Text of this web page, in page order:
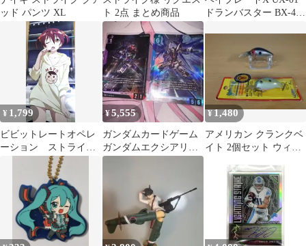
ッド パンツ XL
ト 2点 まとめ商品
ドランバスター BX-49
¥ 1,799
ビビットレートオペレ
ーション ストライク
ウィッチーズ 両面ピ
¥5,555
ガンダムカードゲーム
ガンダムエクシアリペ
ア ストライクフリーダ
¥1,480
アメリカン クランクベ
イト 2個セット ウィグ